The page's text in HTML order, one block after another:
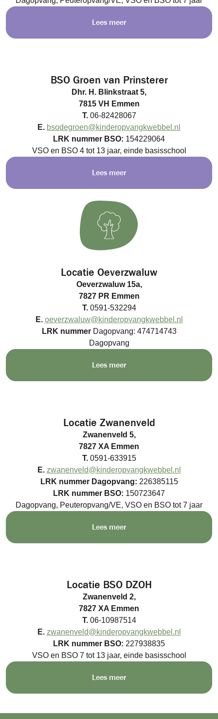
Lees meer
BSO Groen van Prinsterer
Dhr. H. Blinkstraat 5,
7815 VH Emmen
T. 06-82428067
E. bsodegroen@kinderopvangkwebbel.nl
LRK nummer BSO: 154229064
VSO en BSO 4 tot 13 jaar, einde basisschool
Lees meer
Locatie Oeverzwaluw
Oeverzwaluw 15a,
7827 PR Emmen
T. 0591-532294
E. oeverzwaluw@kinderopvangkwebbel.nl
LRK nummerDagopvang: 474714743
Dagopvang
Lees meer
Locatie Zwanenveld
Zwanenveld 5,
7827 XA Emmen
T. 0591-633915
E. zwanenveld@kinderopvangkwebbel.nl
LRK nummer Dagopvang: 226385115
LRK nummer BSO: 150723647
Dagopvang, Peuteropvang/VE, VSO en BSO tot 7 jaar
Lees meer
Locatie BSO DZOH
Zwanenveld 2,
7827 XA Emmen
T. 06-10987514
E. zwanenveld@kinderopvangkwebbel.nl
LRK nummer BSO: 227938835
VSO en BSO 7 tot 13 jaar, einde basisschool
Lees meer